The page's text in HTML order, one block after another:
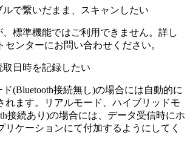
ルで繋いだまま、スキャンしたい
、標準機能ではご利用できません。詳し
センターにお問い合わせください。
取日時を記録したい
(Bluetooth接続無し)の場合には自動的に
れます。リアルモード、ハイブリッドモ
接続あり)の場合には、データ受信時にホ
リケーションにて付加するようにしてく